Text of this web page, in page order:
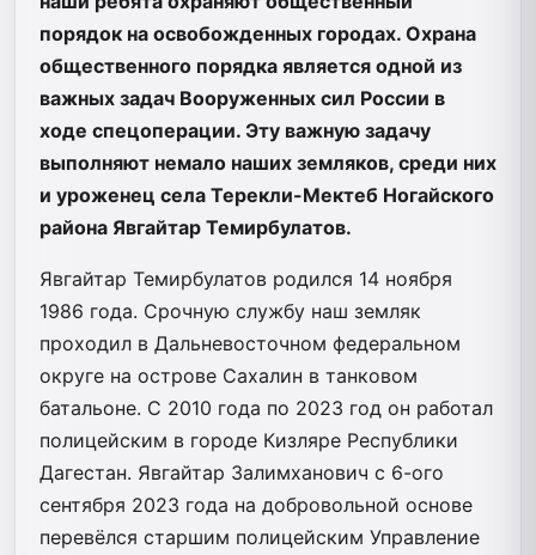
порядок на освобожденных городах. Охрана
общественного порядка является одной из
важных задач Вооруженных сил России в
ходе спецоперации. Эту важную задачу
выполняют немало наших земляков, среди них
и уроженец села Терекли-Мектеб Ногайского
района Явгайтар Темирбулатов.
Явгайтар Темирбулатов родился 14 ноября
1986 года. Срочную службу наш земляк
проходил в Дальневосточном федеральном
округе на острове Сахалин в танковом
батальоне. С 2010 года по 2023 год он работал
полицейским в городе Кизляре Республики
Дагестан. Явгайтар Залимханович с 6-ого
сентября 2023 года на добровольной основе
перевёлся старшим полицейским Управление